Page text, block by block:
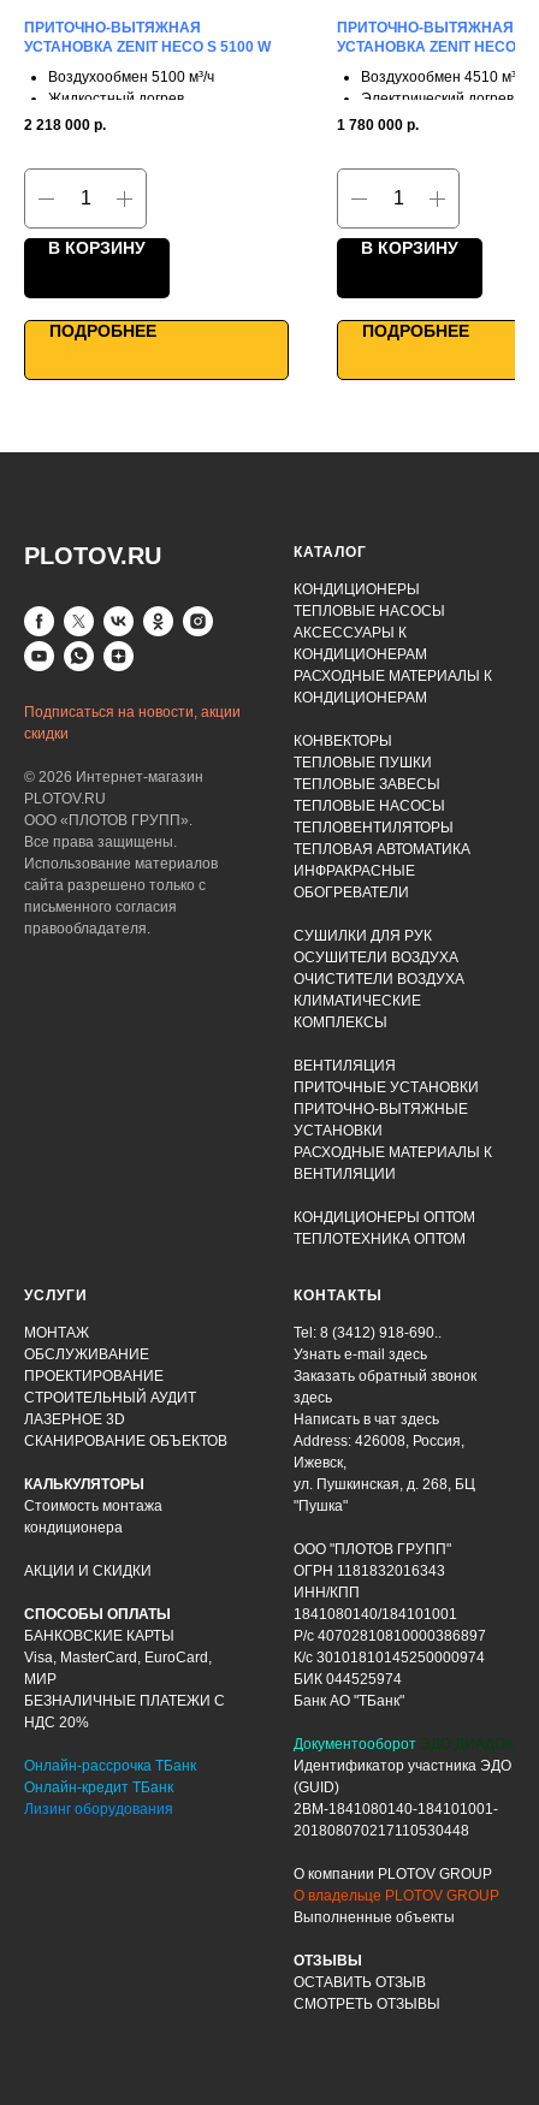
ПРИТОЧНО-ВЫТЯЖНАЯ
УСТАНОВКА ZENIT HECO S 5100 W
Воздухообмен 5100 м³/ч
Жидкостный догрев
3 ступени рекуперации
Умное управление
2 218 000 р.
В КОРЗИНУ
ПОДРОБНЕЕ
ПРИТОЧНО-ВЫТЯЖНАЯ
УСТАНОВКА ZENIT HECO X
Воздухообмен 4510 м³/ч
Электрический догрев
3 ступени рекуперации
Умное управление
1 780 000 р.
В КОРЗИНУ
ПОДРОБНЕЕ
PLOTOV.RU
Подписаться на новости, акции
скидки
© 2026 Интернет-магазин
PLOTOV.RU
ООО «ПЛОТОВ ГРУПП».
Все права защищены.
Использование материалов
сайта разрешено только с
письменного согласия
правообладателя.
КАТАЛОГ
КОНДИЦИОНЕРЫ
ТЕПЛОВЫЕ НАСОСЫ
АКСЕССУАРЫ К
КОНДИЦИОНЕРАМ
РАСХОДНЫЕ МАТЕРИАЛЫ К
КОНДИЦИОНЕРАМ
КОНВЕКТОРЫ
ТЕПЛОВЫЕ ПУШКИ
ТЕПЛОВЫЕ ЗАВЕСЫ
ТЕПЛОВЫЕ НАСОСЫ
ТЕПЛОВЕНТИЛЯТОРЫ
ТЕПЛОВАЯ АВТОМАТИКА
ИНФРАКРАСНЫЕ
ОБОГРЕВАТЕЛИ
СУШИЛКИ ДЛЯ РУК
ОСУШИТЕЛИ ВОЗДУХА
ОЧИСТИТЕЛИ ВОЗДУХА
КЛИМАТИЧЕСКИЕ
КОМПЛЕКСЫ
ВЕНТИЛЯЦИЯ
ПРИТОЧНЫЕ УСТАНОВКИ
ПРИТОЧНО-ВЫТЯЖНЫЕ
УСТАНОВКИ
РАСХОДНЫЕ МАТЕРИАЛЫ К
ВЕНТИЛЯЦИИ
КОНДИЦИОНЕРЫ ОПТОМ
ТЕПЛОТЕХНИКА ОПТОМ
УСЛУГИ
МОНТАЖ
ОБСЛУЖИВАНИЕ
ПРОЕКТИРОВАНИЕ
СТРОИТЕЛЬНЫЙ АУДИТ
ЛАЗЕРНОЕ 3D
СКАНИРОВАНИЕ ОБЪЕКТОВ
КАЛЬКУЛЯТОРЫ
Стоимость монтажа
кондиционера
АКЦИИ И СКИДКИ
СПОСОБЫ ОПЛАТЫ
БАНКОВСКИЕ КАРТЫ
Visa, MasterCard, EuroCard,
МИР
БЕЗНАЛИЧНЫЕ ПЛАТЕЖИ С
НДС 20%
Онлайн-рассрочка ТБанк
Онлайн-кредит ТБанк
Лизинг оборудования
КОНТАКТЫ
Tel: 8 (3412) 918-690..
Узнать e-mail здесь
Заказать обратный звонок
здесь
Написать в чат здесь
Address: 426008, Россия,
Ижевск,
ул. Пушкинская, д. 268, БЦ
"Пушка"
ООО "ПЛОТОВ ГРУПП"
ОГРН 1181832016343
ИНН/КПП
1841080140/184101001
Р/с 40702810810000386897
К/с 30101810145250000974
БИК 044525974
Банк АО "ТБанк"
Документооборот ЭДО ДИАДОК
Идентификатор участника ЭДО
(GUID)
2BM-1841080140-184101001-
201808070217110530448
О компании PLOTOV GROUP
О владельце PLOTOV GROUP
Выполненные объекты
ОТЗЫВЫ
ОСТАВИТЬ ОТЗЫВ
СМОТРЕТЬ ОТЗЫВЫ